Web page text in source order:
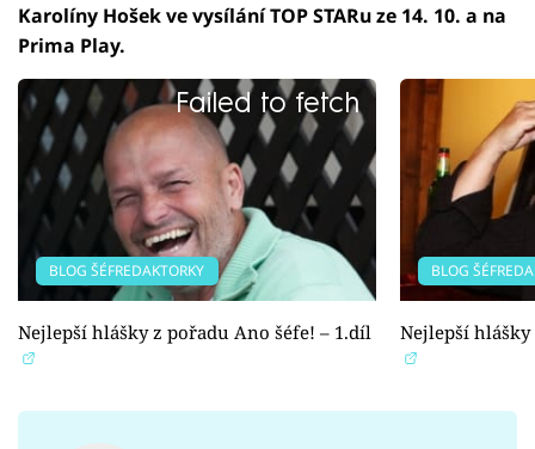
Karolíny Hošek ve vysílání TOP STARu ze 14. 10. a na
Prima Play.
Failed to fetch
BLOG ŠÉFREDAKTORKY
Nejlepší hlášky z pořadu Ano šéfe! – 1.díl
BLOG
Nejlepší